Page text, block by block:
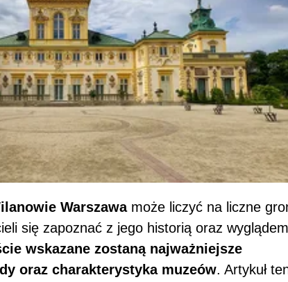
Warszawamoże liczyć na liczne
się zapoznać z jego historią oraz wyglądem
wskazane zostaną najważniejsze
oraz charakterystyka muzeów. Artykuł